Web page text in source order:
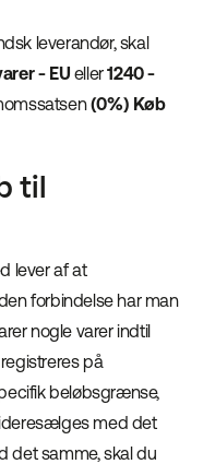
leverandør, skal
- EU eller1240 -
(0%) Køb
til
lever af at
forbindelse har man
nogle varer indtil
på
beløbsgrænse,
med det
det samme, skal du